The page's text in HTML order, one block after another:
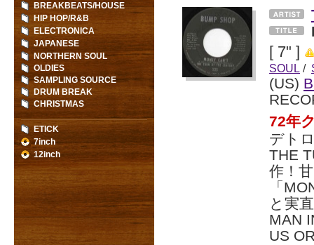
[ 7" ]
SOUL /
(US)
72年
デト
THE
作！
「
と実
MAN
US
BREAKBEATS/HOUSE
HIP HOP/R&B
ELECTRONICA
JAPANESE
NORTHERN SOUL
OLDIES
SAMPLING SOURCE
DRUM BREAK
CHRISTMAS
ETICK
7inch
12inch